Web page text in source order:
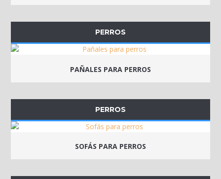
PERROS
PAÑALES PARA PERROS
PERROS
SOFÁS PARA PERROS